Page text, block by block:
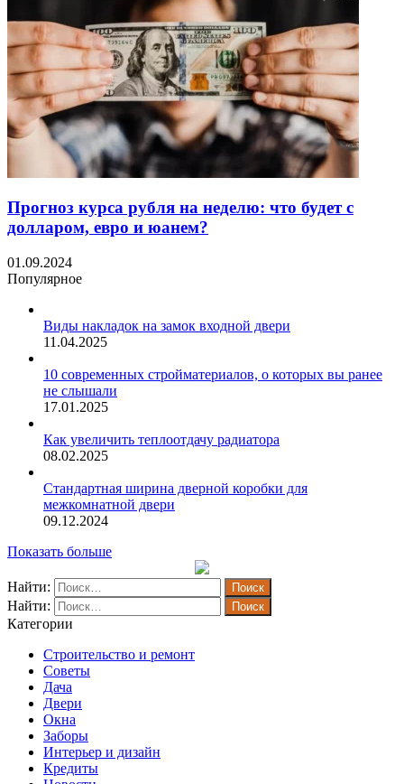
Прогноз курса рубля на неделю: что будет с
долларом, евро и юанем?
01.09.2024
Популярное
Виды накладок на замок входной двери
11.04.2025
10 современных стройматериалов, о которых вы ранее
не слышали
17.01.2025
Как увеличить теплоотдачу радиатора
08.02.2025
Стандартная ширина дверной коробки для
межкомнатной двери
09.12.2024
Показать больше
Найти:
Найти:
Категории
Строительство и ремонт
Советы
Дача
Двери
Окна
Заборы
Интерьер и дизайн
Кредиты